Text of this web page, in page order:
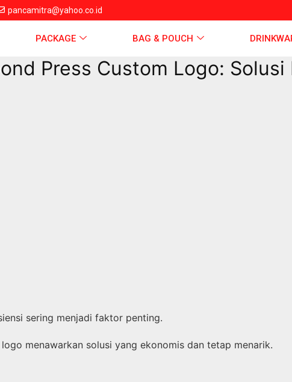
pancamitra@yahoo.co.id
PACKAGE BAG & POUCH
Press Custom Logo:
sering menjadi faktor penting.
menawarkan solusi yang ekonomis dan tetap menarik.